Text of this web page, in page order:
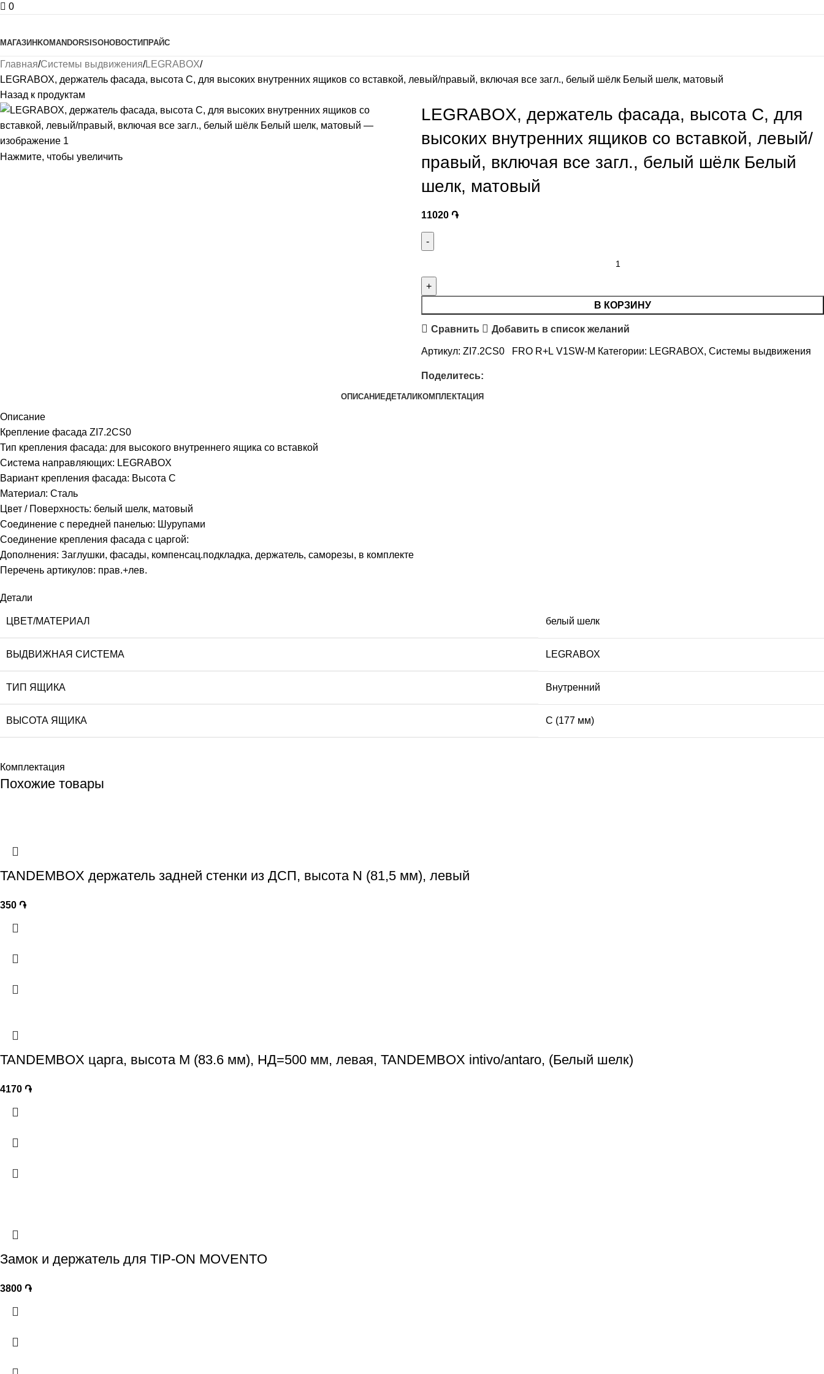
0
МАГАЗИН KOMANDORSISOНОВОСТИ ПРАЙС
Главная Системы выдвижения LEGRABOX
LEGRABOX, держатель фасада, высота C, для высоких внутренних ящиков со вставкой, левый/правый, включая все загл., белый шёлк Белый шелк, матовый
Назад к продуктам
Нажмите, чтобы увеличить
LEGRABOX, держатель фасада, высота C, для
высоких внутренних ящиков со вставкой, левый/
правый, включая все загл., белый шёлк Белый
шелк, матовый
11020 ֏
В КОРЗИНУ
Сравнить Добавить в список желаний
Артикул: ZI7.2CS0 FRO R+L V1SW-M Категории: LEGRABOX, Системы выдвижения
Поделитесь:
ОПИСАНИЕДЕТАЛИКОМПЛЕКТАЦИЯ
Описание
Крепление фасада ZI7.2CS0
Тип крепления фасада: для высокого внутреннего ящика со вставкой
Система направляющих: LEGRABOX
Вариант крепления фасада: Высота C
Материал: Сталь
Цвет / Поверхность: белый шелк, матовый
Соединение с передней панелью: Шурупами
Соединение крепления фасада с царгой:
Дополнения: Заглушки, фасады, компенсац.подкладка, держатель, саморезы, в комплекте
Перечень артикулов: прав.+лев.
Детали
ЦВЕТ/МАТЕРИАЛ белый шелк
ВЫДВИЖНАЯ СИСТЕМА LEGRABOX
ТИП ЯЩИКА Внутренний
ВЫСОТА ЯЩИКА C (177 мм)
Комплектация
Похожие товары
TANDEMBOX держатель задней стенки из ДСП, высота N (81,5 мм), левый
350 ֏
TANDEMBOX царга, высота M (83.6 мм), НД=500 мм, левая, TANDEMBOX intivo/antaro, (Белый шелк)
4170 ֏
Замок и держатель для TIP-ON MOVENTO
3800 ֏